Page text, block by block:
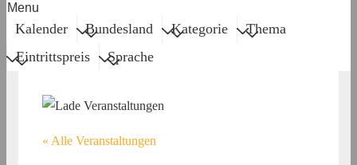
Menu
Kalender Bundesland Kategorie
Thema
Eintrittspreis
Sprache
« Alle Veranstaltungen